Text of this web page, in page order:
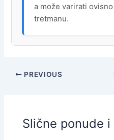
a može varirati
tretmanu.
PREVIOUS
Slične ponude